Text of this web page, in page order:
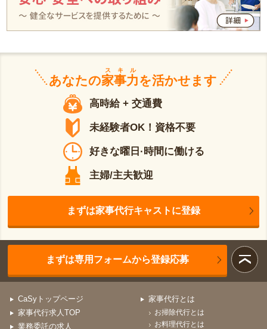
あなたの家事力
スキル
を活かせます
高時給 + 交通費
未経験者OK！資格不要
好きな曜日·時間に働ける
主婦/主夫歓迎
まずは家事代行キャストに登録
まずは専用フォームから登録応募
CaSyトップページ
家事代行求人TOP
業務委託の求人
家事代行とは
お掃除代行とは
お料理代行とは